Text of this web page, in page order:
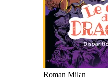
Roman Milan